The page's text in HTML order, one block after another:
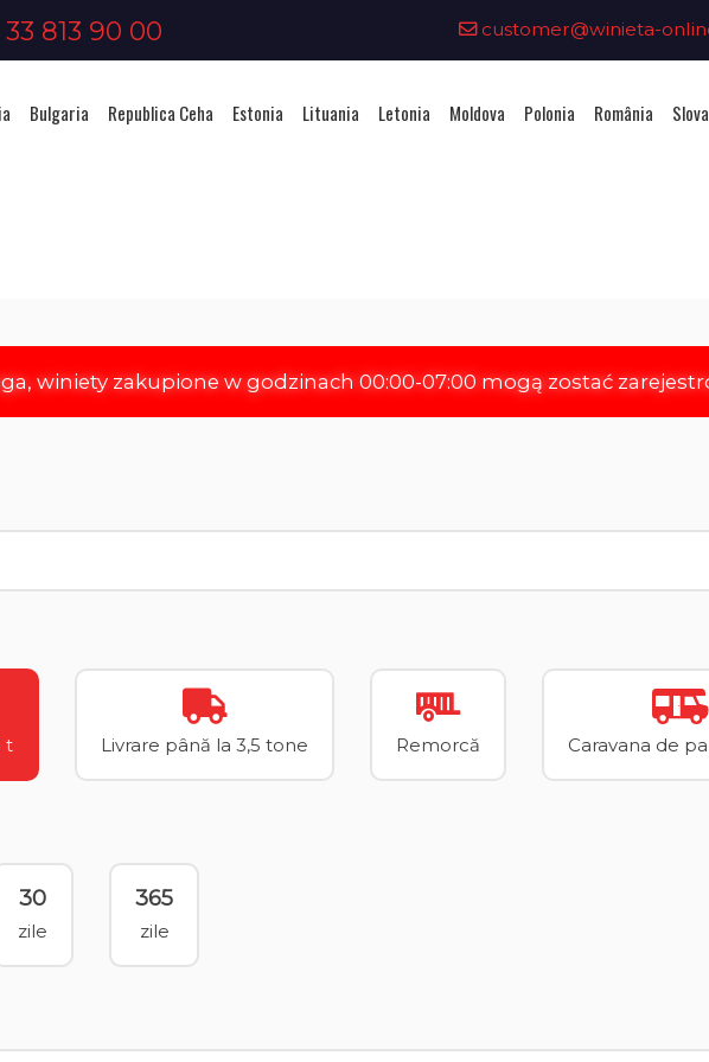
813 90 00 customer@winieta-
Bulgaria Republica Ceha Estonia Lituania Letonia Moldova Polonia România
winiety zakupione w godzinach 00:00-07:00 mogą zostać
t Livrare până la 3,5 tone Remorcă Caravana de
30
zile
365
zile